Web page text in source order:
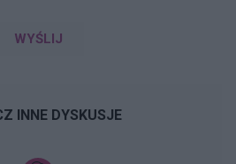
WYŚLIJ
INNE DYSKUSJE